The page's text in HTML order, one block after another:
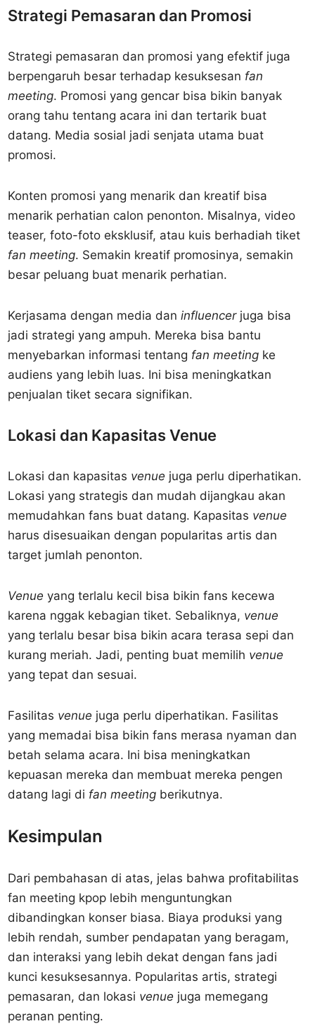
Strategi Pemasaran dan Promosi
Strategi pemasaran dan promosi yang efektif juga
berpengaruh besar terhadap kesuksesan fan
meeting. Promosi yang gencar bisa bikin banyak
orang tahu tentang acara ini dan tertarik buat
datang. Media sosial jadi senjata utama buat
promosi.
Konten promosi yang menarik dan kreatif bisa
menarik perhatian calon penonton. Misalnya, video
teaser, foto-foto eksklusif, atau kuis berhadiah tiket
fan meeting. Semakin kreatif promosinya, semakin
besar peluang buat menarik perhatian.
Kerjasama dengan media daninfluencerjuga bisa
jadi strategi yang ampuh. Mereka bisa bantu
menyebarkan informasi tentang fan meeting ke
audiens yang lebih luas. Ini bisa meningkatkan
penjualan tiket secara signifikan.
Lokasi dan Kapasitas Venue
Lokasi dan kapasitas venue juga perlu diperhatikan.
Lokasi yang strategis dan mudah dijangkau akan
memudahkan fans buat datang. Kapasitas venue
harus disesuaikan dengan popularitas artis dan
target jumlah penonton.
Venue yang terlalu kecil bisa bikin fans kecewa
karena nggak kebagian tiket. Sebaliknya, venue
yang terlalu besar bisa bikin acara terasa sepi dan
kurang meriah. Jadi, penting buat memilih venue
yang tepat dan sesuai.
Fasilitas venue juga perlu diperhatikan. Fasilitas
yang memadai bisa bikin fans merasa nyaman dan
betah selama acara. Ini bisa meningkatkan
kepuasan mereka dan membuat mereka pengen
datang lagi di fan meeting berikutnya.
Kesimpulan
Dari pembahasan di atas, jelas bahwa profitabilitas
fan meeting kpop lebih menguntungkan
dibandingkan konser biasa. Biaya produksi yang
lebih rendah, sumber pendapatan yang beragam,
dan interaksi yang lebih dekat dengan fans jadi
kunci kesuksesannya. Popularitas artis, strategi
pemasaran, dan lokasi venue juga memegang
peranan penting.